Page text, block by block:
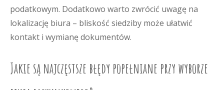
podatkowym. Dodatkowo warto zwrócić uwagę na
lokalizację biura – bliskość siedziby może ułatwić
kontakt i wymianę dokumentów.
Jakie są najczęstsze błędy popełniane przy wyborze